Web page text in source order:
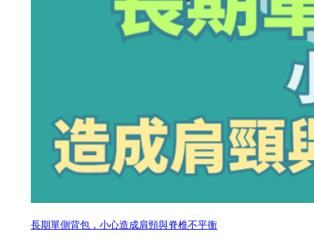
長期單側背包，小心造成肩頸與脊椎不平衡